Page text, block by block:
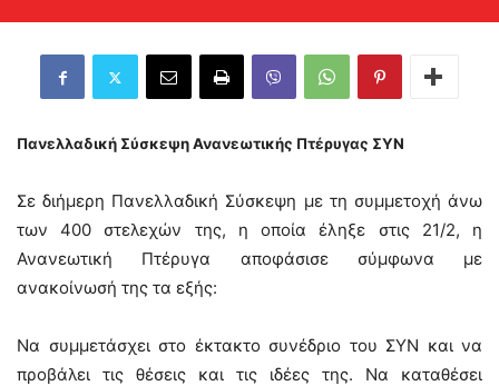
Πανελλαδική Σύσκεψη Ανανεωτικής Πτέρυγας ΣΥΝ
Σε διήμερη Πανελλαδική Σύσκεψη με τη συμμετοχή άνω
των 400 στελεχών της, η οποία έληξε στις 21/2, η
Ανανεωτική Πτέρυγα αποφάσισε σύμφωνα με
ανακοίνωσή της τα εξής:
Να συμμετάσχει στο έκτακτο συνέδριο του ΣΥΝ και να
προβάλει τις θέσεις και τις ιδέες της. Να καταθέσει